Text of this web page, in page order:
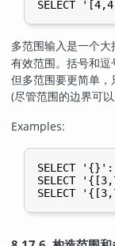
多范围输入是一个大
有效范围。括号和逗
但多范围要更简单
(尽管范围的边界可
Examples:
SELECT
SELECT